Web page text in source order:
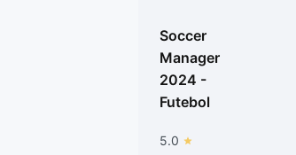
Soccer
Manager
2024 -
Futebol
5.0